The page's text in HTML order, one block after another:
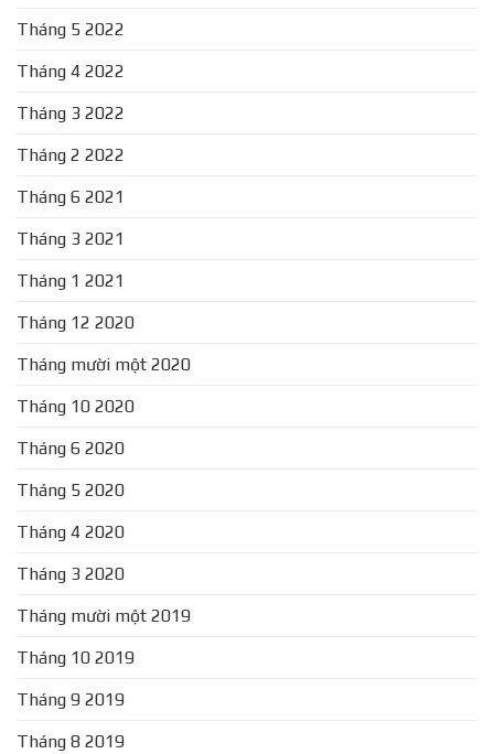
Tháng 5 2022
Tháng 4 2022
Tháng 3 2022
Tháng 2 2022
Tháng 6 2021
Tháng 3 2021
Tháng 1 2021
Tháng 12 2020
Tháng mười một 2020
Tháng 10 2020
Tháng 6 2020
Tháng 5 2020
Tháng 4 2020
Tháng 3 2020
Tháng mười một 2019
Tháng 10 2019
Tháng 9 2019
Tháng 8 2019